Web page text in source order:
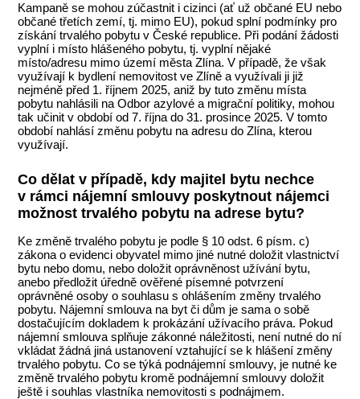
Kampaně se mohou zúčastnit i cizinci (ať už občané EU nebo
občané třetích zemí, tj. mimo EU), pokud splní podmínky pro
získání trvalého pobytu v České republice. Při podání žádosti
vyplní i místo hlášeného pobytu, tj. vyplní nějaké
místo/adresu mimo území města Zlína. V případě, že však
využívají k bydlení nemovitost ve Zlíně a využívali ji již
nejméně před 1. říjnem 2025, aniž by tuto změnu místa
pobytu nahlásili na Odbor azylové a migrační politiky, mohou
tak učinit v období od 7. října do 31. prosince 2025. V tomto
období nahlásí změnu pobytu na adresu do Zlína, kterou
využívají.
Co dělat v případě, kdy majitel bytu nechce
v rámci nájemní smlouvy poskytnout nájemci
možnost trvalého pobytu na adrese bytu?
Ke změně trvalého pobytu je podle § 10 odst. 6 písm. c)
zákona o evidenci obyvatel mimo jiné nutné doložit vlastnictví
bytu nebo domu, nebo doložit oprávněnost užívání bytu,
anebo předložit úředně ověřené písemné potvrzení
oprávněné osoby o souhlasu s ohlášením změny trvalého
pobytu. Nájemní smlouva na byt či dům je sama o sobě
dostačujícím dokladem k prokázání užívacího práva. Pokud
nájemní smlouva splňuje zákonné náležitosti, není nutné do ní
vkládat žádná jiná ustanovení vztahující se k hlášení změny
trvalého pobytu. Co se týká podnájemní smlouvy, je nutné ke
změně trvalého pobytu kromě podnájemní smlouvy doložit
ještě i souhlas vlastníka nemovitosti s podnájmem.